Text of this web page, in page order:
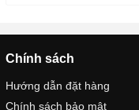
Chính sách
Hướng dẫn đặt hàng
Chính sách bảo mật